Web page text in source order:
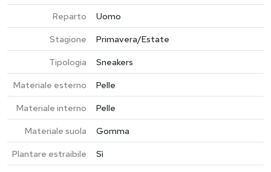
Reparto
Uomo
Stagione
Primavera/Estate
Tipologia
Sneakers
Materiale esterno
Pelle
Materiale interno
Pelle
Materiale suola
Gomma
Plantare estraibile
Sì